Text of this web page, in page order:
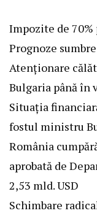
Impozite de
Prognoze
Atenționare
Bulgaria până în
Situația
fostul ministru
România
aprobată de
2,53 mld. USD
Schimbare